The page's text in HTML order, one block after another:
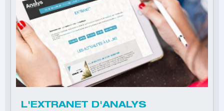
L'EXTRANET D'ANALYS